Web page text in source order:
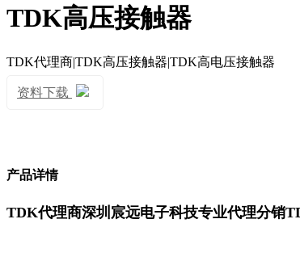
TDK高压接触器
TDK代理商|TDK高压接触器|TDK高电压接触器
资料下载
产品详情
TDK代理商深圳宸远电子科技专业代理分销